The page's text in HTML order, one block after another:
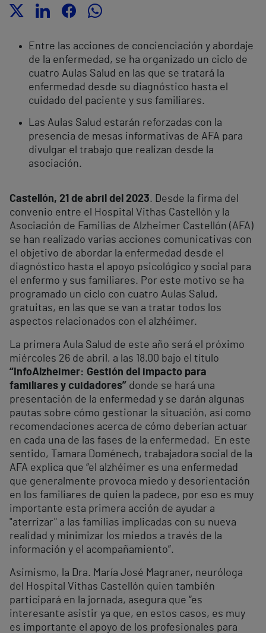
Entre las acciones de concienciación y abordaje
de la enfermedad, se ha organizado un ciclo de
cuatro Aulas Salud en las que se tratará la
enfermedad desde su diagnóstico hasta el
cuidado del paciente y sus familiares.
Las Aulas Salud estarán reforzadas con la
presencia de mesas informativas de AFA para
divulgar el trabajo que realizan desde la
asociación.
Castellón, 21 de abril del 2023. Desde la firma del
convenio entre el Hospital Vithas Castellón y la
Asociación de Familias de Alzheimer Castellón (AFA)
se han realizado varias acciones comunicativas con
el objetivo de abordar la enfermedad desde el
diagnóstico hasta el apoyo psicológico y social para
el enfermo y sus familiares. Por este motivo se ha
programado un ciclo con cuatro Aulas Salud,
gratuitas, en las que se van a tratar todos los
aspectos relacionados con el alzhéimer.
La primera Aula Salud de este año será el próximo
miércoles 26 de abril, a las 18.00 bajo el título
“InfoAlzheimer: Gestión del impacto para
familiares y cuidadores” donde se hará una
presentación de la enfermedad y se darán algunas
pautas sobre cómo gestionar la situación, así como
recomendaciones acerca de cómo deberían actuar
en cada una de las fases de la enfermedad. En este
sentido, Tamara Doménech, trabajadora social de la
AFA explica que “el alzhéimer es una enfermedad
que generalmente provoca miedo y desorientación
en los familiares de quien la padece, por eso es muy
importante esta primera acción de ayudar a
"aterrizar" a las familias implicadas con su nueva
realidad y minimizar los miedos a través de la
información y el acompañamiento”.
Asimismo, la Dra. María José Magraner, neuróloga
del Hospital Vithas Castellón quien también
participará en la jornada, asegura que “es
interesante asistir ya que, en estos casos, es muy
es importante el apoyo de los profesionales para